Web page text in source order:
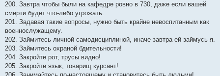
200. Завтра чтобы были на кафедре ровно в 730, даже если вашей
смерти будет что-либо угрожать.
201. Задавая такие вопросы, нужно быть крайне невоспитанным как
военнослужащему.
202. Займитесь личной самодисциплиной, иначе завтра ей займусь я.
203. Займитесь охраной бдительности!
204. Закройте рот, трусы видно!
205. Закройте язык, товарищ курсант!